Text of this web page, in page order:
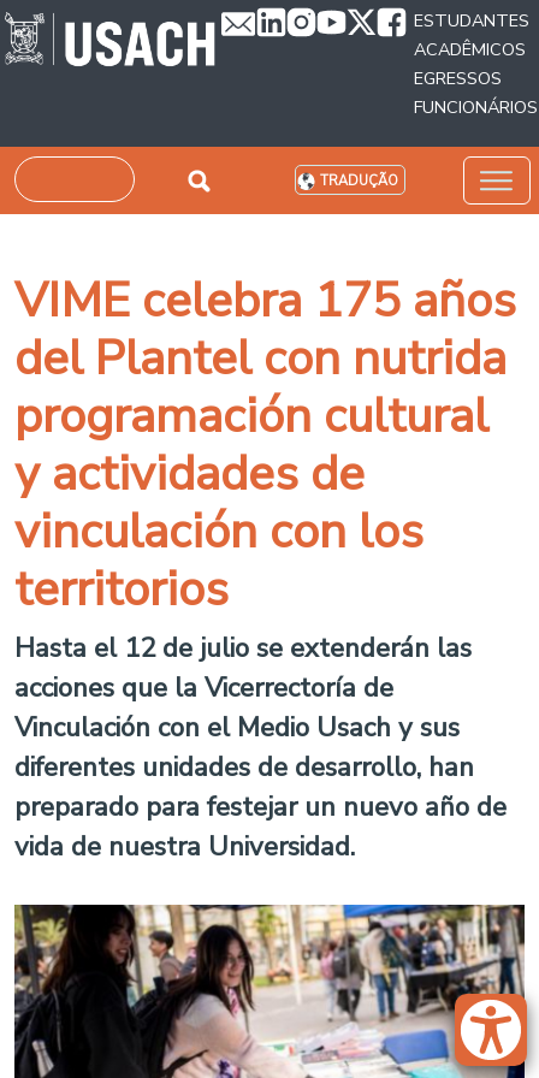
Passar para o conteúdo principal
ESTUDANTES
ACADÊMICOS
EGRESSOS
FUNCIONÁRIOS
Pesquisar TRADUÇÃO
VIME celebra 175 años
del Plantel con nutrida
programación cultural
y actividades de
vinculación con los
territorios
Hasta el 12 de julio se extenderán las
acciones que la Vicerrectoría de
Vinculación con el Medio Usach y sus
diferentes unidades de desarrollo, han
preparado para festejar un nuevo año de
vida de nuestra Universidad.